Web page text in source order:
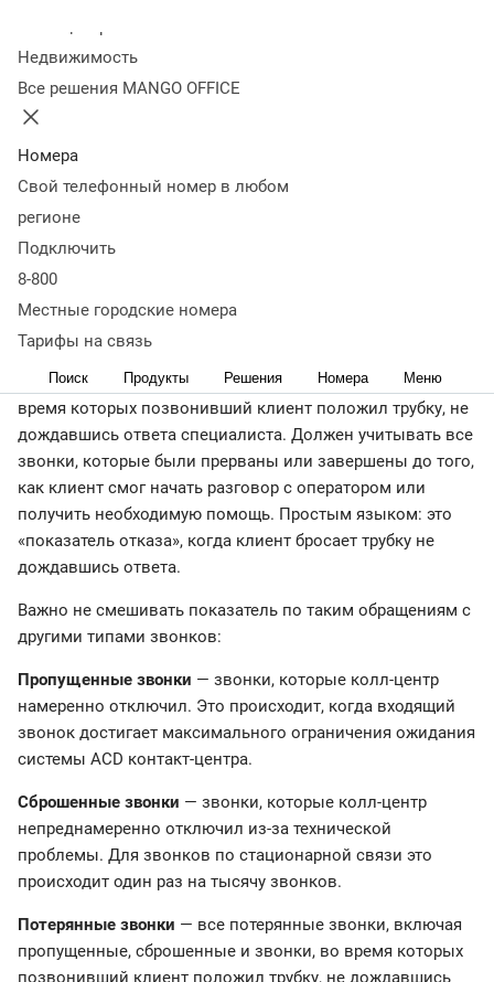
Недвижимость
Все решения MANGO OFFICE
Номера
Свой телефонный номер в любом
регионе
Подключить
8-800
Местные городские номера
Тарифы на связь
Поиск Продукты Решения Номера Меню
OFFICE?
Abandonment Rate влияет на удовлетворенность
клиентов
Abandonment Rate
< назад
клиентов службой поддержки. Данный показатель
отражает влияние обслуживания на улучшение
клиентского опыта и может помочь в управлении
ресурсами контакт-центра.
Call Abandonment Rate — показывает долю звонков, во
время которых позвонивший клиент положил трубку, не
дождавшись ответа специалиста. Должен учитывать все
звонки, которые были прерваны или завершены до того,
как клиент смог начать разговор с оператором или
получить необходимую помощь. Простым языком: это
«показатель отказа», когда клиент бросает трубку не
дождавшись ответа.
Важно не смешивать показатель по таким обращениям с
другими типами звонков:
Пропущенные звонки — звонки, которые колл-центр
намеренно отключил. Это происходит, когда входящий
звонок достигает максимального ограничения ожидания
системы ACD контакт-центра.
Сброшенные звонки — звонки, которые колл-центр
непреднамеренно отключил из-за технической
проблемы. Для звонков по стационарной связи это
происходит один раз на тысячу звонков.
Потерянные звонки — все потерянные звонки, включая
пропущенные, сброшенные и звонки, во время которых
позвонивший клиент положил трубку, не дождавшись